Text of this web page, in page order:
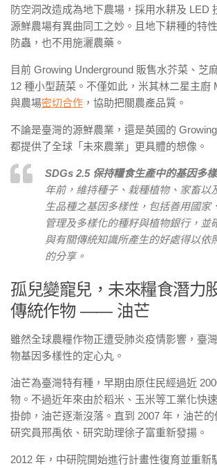
防空洞改造成為地下農場，採用水耕及 LED
源鮮農場有異曲同工之妙。且地下耕種的特
防蟲，也不用施灑農藥。
目前 Growing Underground 販售水芥菜、芝
12 種小型蔬菜。不僅如此，米其林二星主廚
與農場密切合作 ，協助把關農產品質。
不論是臺灣的源鮮農業，還是英國的 Growing
都提供了全球「未來農業」更具體的想像。
SDGs 2.5 保持糧食生產中的基因多
年前，維持種子、栽種植物、家畜以
生品種之基因多樣性，包括善用國家
管理及多樣化的種籽與植物銀行，並
與有關傳統知識所產生的好處得以依
的分享。
孤兒變寵兒，未來糧食潛力
傳統作物 —— 油芒
雖然全球農糧作物正遭受肺炎疫情影響，臺
物基因多樣性的定心丸。
油芒為臺灣特有種，早期由原住民經過近
物。不過近年來由於稻米、玉米等工業化快
掛帥，油芒逐漸沒落。直到 2007 年，油芒
研究員邢禹依、研究助理徐子富重新發揚。
2012 年，中研院開始進行計畫性復育並重新